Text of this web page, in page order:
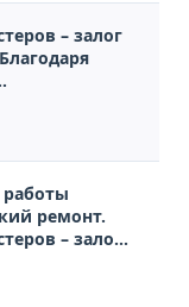
– залог
можем
ремонт.
– залог